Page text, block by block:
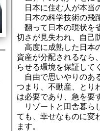
日本に住む人が本当
日本の科学技術の飛
翻って日本の現状を
切さが見失われ、自己
高度に成熟した日本
資産が分配されるなら、
らせる環境を保証して
自由で思いやりのあ
つまり、不動産、とり
は必要であり、急を要
リゾートと田舎暮ら
ても、幸せなものに変
ます。